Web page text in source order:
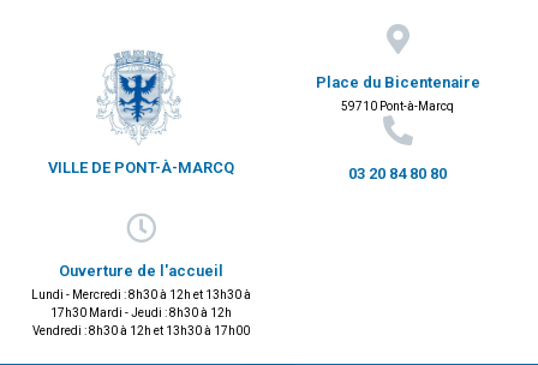
VILLE DE PONT-À-MARCQ
Place du Bicentenaire
59710 Pont-à-Marcq
03 20 84 80 80
Ouverture de l'accueil
Lundi - Mercredi : 8h30 à 12h et 13h30 à
17h30 Mardi - Jeudi : 8h30 à 12h
Vendredi : 8h30 à 12h et 13h30 à 17h00